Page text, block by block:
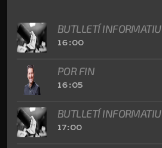
BUTLLETÍ INFORMATIU
16:00
POR FIN
16:05
BUTLLETÍ INFORMATIU
17:00